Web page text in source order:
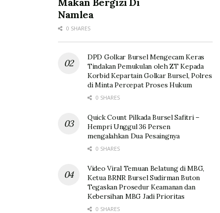
Namlea
0 SHARES
DPD Golkar Bursel Mengecam Keras
Tindakan Pemukulan oleh ZT Kepada
Korbid Kepartain Golkar Bursel, Polres
di Minta Percepat Proses Hukum
0 SHARES
Quick Count Pilkada Bursel Safitri –
Hempri Unggul 36 Persen
mengalahkan Dua Pesaingnya
0 SHARES
Video Viral Temuan Belatung di MBG,
Ketua BRNR Bursel Sudirman Buton
Tegaskan Prosedur Keamanan dan
Kebersihan MBG Jadi Prioritas
0 SHARES